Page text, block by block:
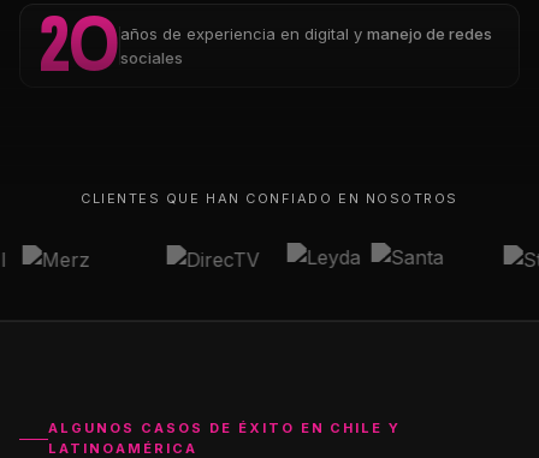
20años de experiencia en digital y manejo de redes
sociales
CLIENTES QUE HAN CONFIADO EN NOSOTROS
ALGUNOS CASOS DE ÉXITO EN CHILE Y
LATINOAMÉRICA